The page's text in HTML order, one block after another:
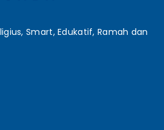
Smart, Edukatif, Ramah dan